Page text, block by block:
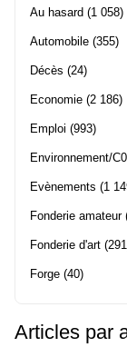
Au hasard (1 058)
Automobile (355)
Décès (24)
Economie (2 186)
Emploi (993)
Environnement/
Evènements (1
Fonderie amateur
Fonderie d'art
Forge (40)
Articles par